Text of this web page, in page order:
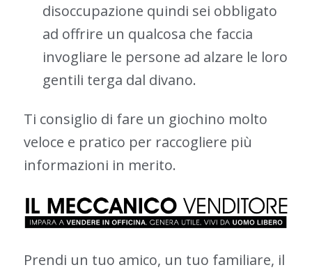
disoccupazione quindi sei obbligato
ad offrire un qualcosa che faccia
invogliare le persone ad alzare le loro
gentili terga dal divano.
Ti consiglio di fare un giochino molto
veloce e pratico per raccogliere più
informazioni in merito.
Prendi un tuo amico, un tuo familiare, il